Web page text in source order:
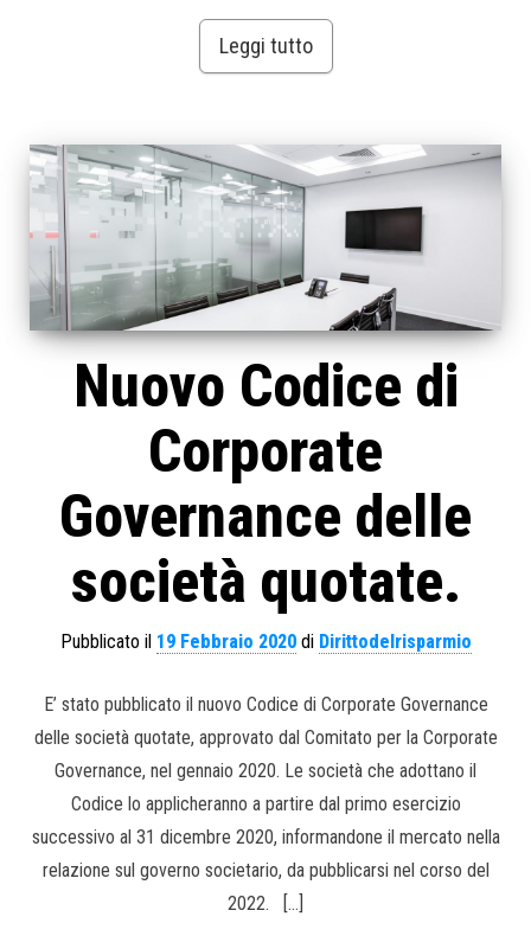
Leggi tutto
Nuovo Codice di
Corporate
Governance delle
società quotate.
Pubblicato il 19 Febbraio 2020di Dirittodelrisparmio
E’ stato pubblicato il nuovo Codice di Corporate Governance
delle società quotate, approvato dal Comitato per la Corporate
Governance, nel gennaio 2020. Le società che adottano il
Codice lo applicheranno a partire dal primo esercizio
successivo al 31 dicembre 2020, informandone il mercato nella
relazione sul governo societario, da pubblicarsi nel corso del
2022. […]